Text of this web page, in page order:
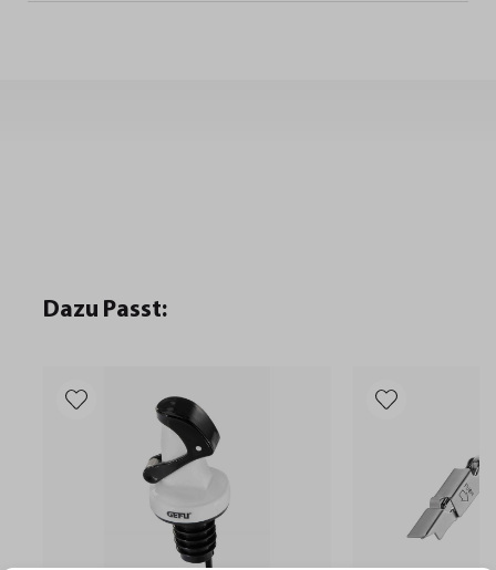
Dazu Passt: